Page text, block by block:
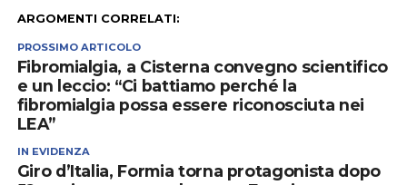
ARGOMENTI CORRELATI:
PROSSIMO ARTICOLO
Fibromialgia, a Cisterna convegno scientifico
e un leccio: “Ci battiamo perché la
fibromialgia possa essere riconosciuta nei
LEA”
IN EVIDENZA
Giro d’Italia, Formia torna protagonista dopo